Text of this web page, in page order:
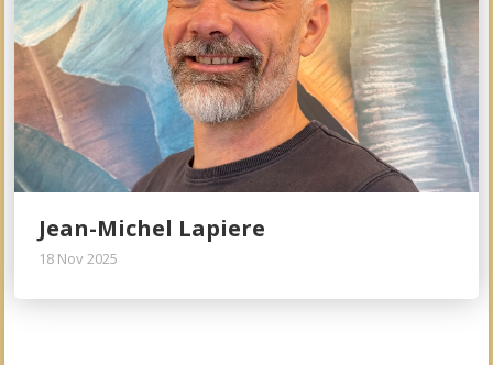
Jean-Michel Lapiere
18 Nov 2025